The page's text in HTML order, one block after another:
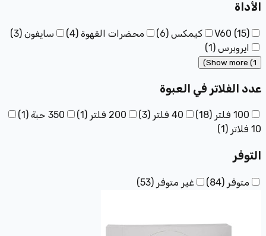
الأداة
V60 (15) كيمكس (
6
) محضرات القهوة (
4
) سايفون (
3
)
ايروبرس (
1
)
Show more (1)
عدد الفلاتر في العبوة
100 فلتر (
18
) 40 فلتر (
3
) 200 فلتر (
1
) 350 حبة (
1
)
10 فلاتر
(
1
)
التوفر
متوفر (
84
) غير متوفر (
53
)